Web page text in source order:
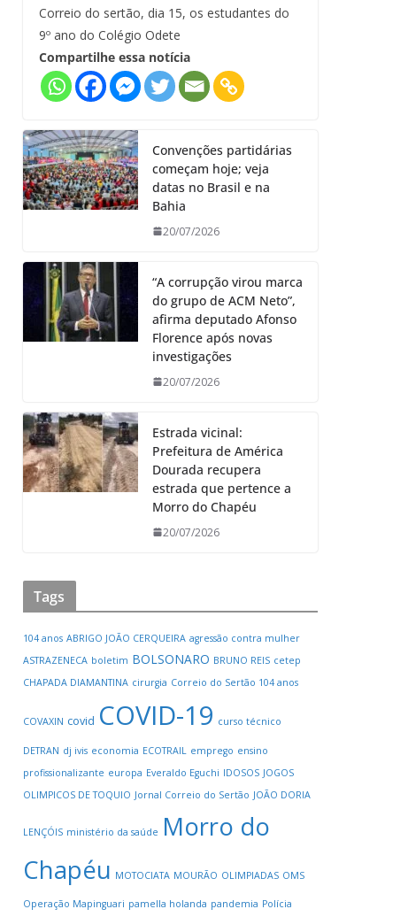
Correio do sertão, dia 15, os estudantes do
9º ano do Colégio Odete
Compartilhe essa notícia
Convenções partidárias
começam hoje; veja
datas no Brasil e na
Bahia
20/07/2026
“A corrupção virou marca
do grupo de ACM Neto”,
afirma deputado Afonso
Florence após novas
investigações
20/07/2026
Estrada vicinal:
Prefeitura de América
Dourada recupera
estrada que pertence a
Morro do Chapéu
20/07/2026
Tags
104 anos ABRIGO JOÃO CERQUEIRA agressão contra mulher
ASTRAZENECA boletim BOLSONARO BRUNO REIS cetep
CHAPADA DIAMANTINA cirurgia Correio do Sertão 104 anos
COVAXIN covid COVID-19 curso técnico
DETRAN dj ivis economia ECOTRAIL emprego ensino
profissionalizante europa Everaldo Eguchi IDOSOS JOGOS
OLIMPICOS DE TOQUIO Jornal Correio do Sertão JOÃO DORIA
LENÇÓIS ministério da saúde Morro do
Chapéu MOTOCIATA MOURÃO OLIMPIADAS OMS
Operação Mapinguari pamella holanda pandemia Polícia